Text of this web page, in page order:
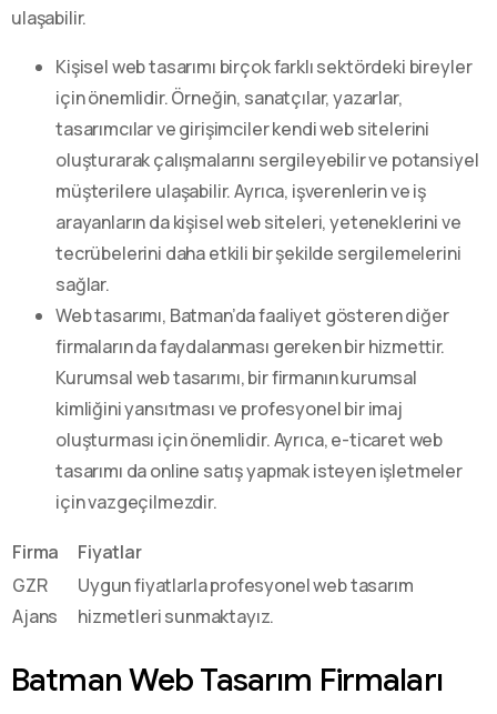
ulaşabilir.
Kişisel web tasarımı birçok farklı sektördeki bireyler
için önemlidir. Örneğin, sanatçılar, yazarlar,
tasarımcılar ve girişimciler kendi web sitelerini
oluşturarak çalışmalarını sergileyebilir ve potansiyel
müşterilere ulaşabilir. Ayrıca, işverenlerin ve iş
arayanların da kişisel web siteleri, yeteneklerini ve
tecrübelerini daha etkili bir şekilde sergilemelerini
sağlar.
Web tasarımı, Batman’da faaliyet gösteren diğer
firmaların da faydalanması gereken bir hizmettir.
Kurumsal web tasarımı, bir firmanın kurumsal
kimliğini yansıtması ve profesyonel bir imaj
oluşturması için önemlidir. Ayrıca, e-ticaret web
tasarımı da online satış yapmak isteyen işletmeler
için vazgeçilmezdir.
Firma
Fiyatlar
GZR
Ajans
Uygun fiyatlarla profesyonel web tasarım
hizmetleri sunmaktayız.
Batman Web Tasarım Firmaları